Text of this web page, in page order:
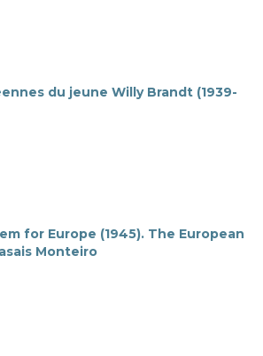
du jeune Willy Brandt (1939-
for Europe (1945). The European
Monteiro